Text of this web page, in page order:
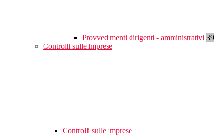
Provvedimenti dirigenti - amministrativi 39
Controlli sulle imprese
Controlli sulle imprese